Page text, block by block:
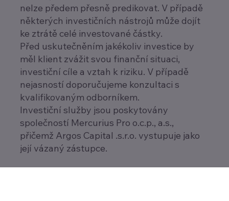
nelze předem přesně predikovat. V případě
některých investičních nástrojů může dojít
ke ztrátě celé investované částky.
Před uskutečněním jakékoliv investice by
měl klient zvážit svou finanční situaci,
investiční cíle a vztah k riziku. V případě
nejasností doporučujeme konzultaci s
kvalifikovaným odborníkem.
Investiční služby jsou poskytovány
společností Mercurius Pro o.c.p., a.s.,
přičemž Argos Capital .s.r.o. vystupuje jako
její vázaný zástupce.